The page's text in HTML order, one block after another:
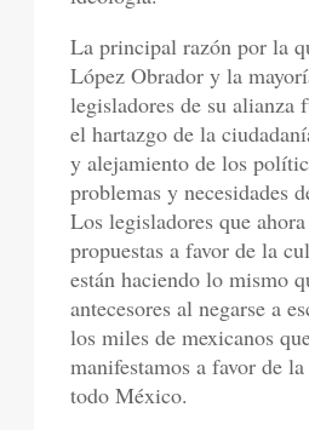
La principal razón por la
López Obrador y la
legisladores de su alianza
el hartazgo de la
y alejamiento de los
problemas y necesidades
Los legisladores que
propuestas a favor de la
están haciendo lo mismo
antecesores al negarse a
los miles de mexicanos
manifestamos a favor de
todo México.